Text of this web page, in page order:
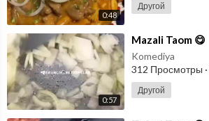
0:48
Другой
0:57
⁣Mazali Taom 😋
Komediya
312 Просмотры ·
Другой